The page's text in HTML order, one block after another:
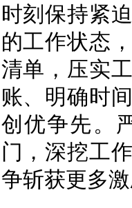
时刻保持紧
的工作状态
清单，压实
账、明确时
创优争先。
门，深挖工
争斩获更多